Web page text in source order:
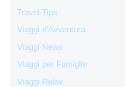
Travel Tips
Viaggi d'Avventura
Viaggi News
Viaggi per Famiglie
Viaggi Relax